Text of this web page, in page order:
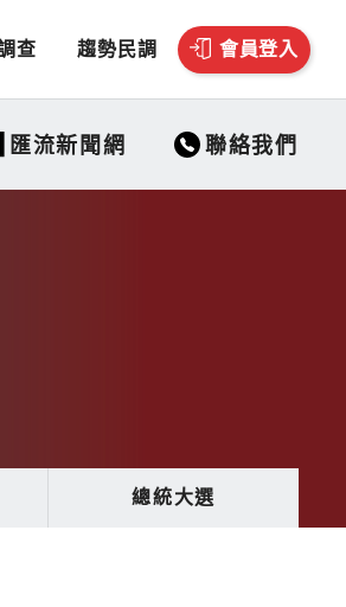
查 趨勢民調 會員登入
匯流新聞網 聯絡我們
總統大選